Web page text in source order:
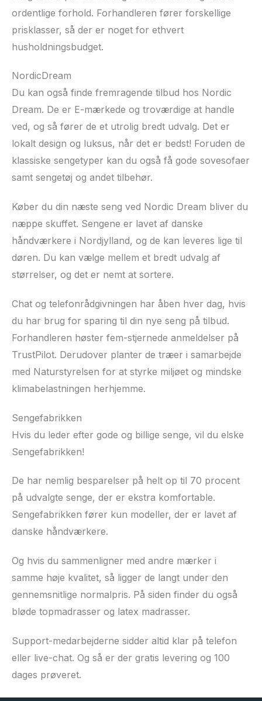
ordentlige forhold. Forhandleren fører forskellige
prisklasser, så der er noget for ethvert
husholdningsbudget.
NordicDream
Du kan også finde fremragende tilbud hos Nordic
Dream. De er E-mærkede og troværdige at handle
ved, og så fører de et utrolig bredt udvalg. Det er
lokalt design og luksus, når det er bedst! Foruden de
klassiske sengetyper kan du også få gode sovesofaer
samt sengetøj og andet tilbehør.
Køber du din næste seng ved Nordic Dream bliver du
næppe skuffet. Sengene er lavet af danske
håndværkere i Nordjylland, og de kan leveres lige til
døren. Du kan vælge mellem et bredt udvalg af
størrelser, og det er nemt at sortere.
Chat og telefonrådgivningen har åben hver dag, hvis
du har brug for sparing til din nye seng på tilbud.
Forhandleren høster fem-stjernede anmeldelser på
TrustPilot. Derudover planter de træer i samarbejde
med Naturstyrelsen for at styrke miljøet og mindske
klimabelastningen herhjemme.
Sengefabrikken
Hvis du leder efter gode og billige senge, vil du elske
Sengefabrikken!
De har nemlig besparelser på helt op til 70 procent
på udvalgte senge, der er ekstra komfortable.
Sengefabrikken fører kun modeller, der er lavet af
danske håndværkere.
Og hvis du sammenligner med andre mærker i
samme høje kvalitet, så ligger de langt under den
gennemsnitlige normalpris. På siden finder du også
bløde topmadrasser og latex madrasser.
Support-medarbejderne sidder altid klar på telefon
eller live-chat. Og så er der gratis levering og 100
dages prøveret.